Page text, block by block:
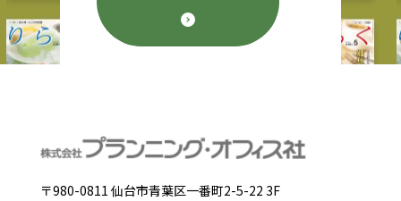
〒980-0811 仙台市青葉区一番町2-5-22 3F